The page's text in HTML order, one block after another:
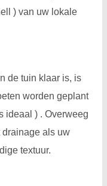
) van uw lokale
de tuin klaar is, is
worden geplant
ideaal ) . Overweeg
drainage als uw
textuur.